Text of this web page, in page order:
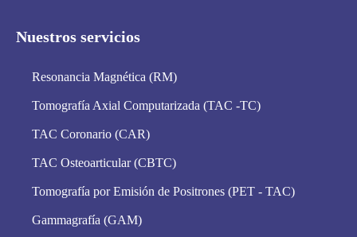
Nuestros servicios
Resonancia Magnética (RM)
Tomografía Axial Computarizada (TAC -TC)
TAC Coronario (CAR)
TAC Osteoarticular (CBTC)
Tomografía por Emisión de Positrones (PET - TAC)
Gammagrafía (GAM)